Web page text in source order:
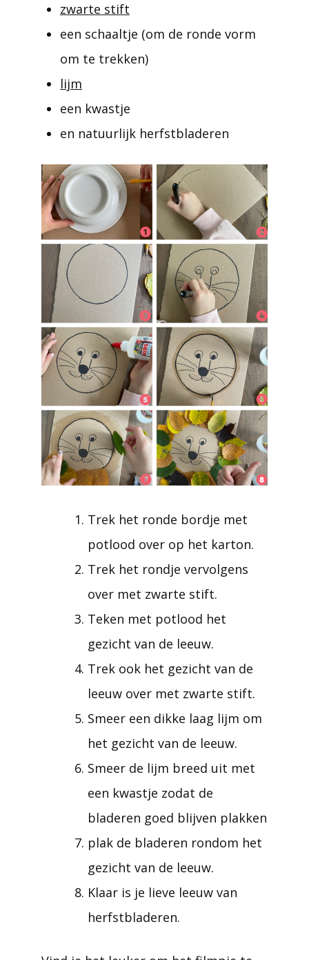
zwarte stift
een schaaltje (om de ronde vorm
om te trekken)
lijm
een kwastje
en natuurlijk herfstbladeren
Trek het ronde bordje met
potlood over op het karton.
Trek het rondje vervolgens
over met zwarte stift.
Teken met potlood het
gezicht van de leeuw.
Trek ook het gezicht van de
leeuw over met zwarte stift.
Smeer een dikke laag lijm om
het gezicht van de leeuw.
Smeer de lijm breed uit met
een kwastje zodat de
bladeren goed blijven plakken
plak de bladeren rondom het
gezicht van de leeuw.
Klaar is je lieve leeuw van
herfstbladeren.